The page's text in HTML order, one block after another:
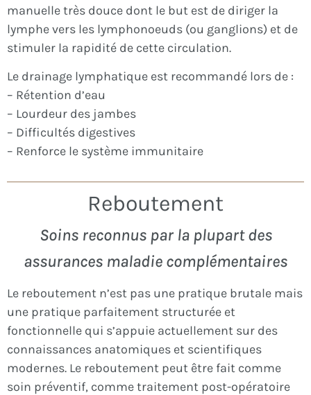
manuelle très douce dont le but est de diriger la
lymphe vers les lymphonoeuds (ou ganglions) et de
stimuler la rapidité de cette circulation.
Le drainage lymphatique est recommandé lors de :
– Rétention d’eau
– Lourdeur des jambes
– Difficultés digestives
– Renforce le système immunitaire
Reboutement
Soins reconnus par la plupart des
assurances maladie complémentaires
Le reboutement n’est pas une pratique brutale mais
une pratique parfaitement structurée et
fonctionnelle qui s’appuie actuellement sur des
connaissances anatomiques et scientifiques
modernes. Le reboutement peut être fait comme
soin préventif, comme traitement post-opératoire